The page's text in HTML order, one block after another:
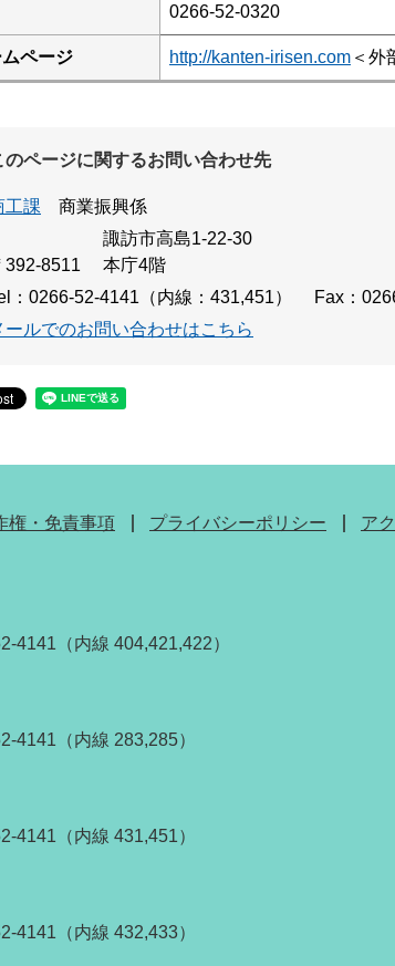
0266-52-0320
ページ http://kanten-irisen.com ＜外
のページに関するお問い合わせ先
工課 商業振興係
392-8511
諏訪市高島1-22-30
本庁4階
：0266-52-4141（内線：431,451）
Fax：
ールでのお問い合わせはこちら
権・免責事項 プライバシーポリシー ア
4141（内線 404,421,422）
4141（内線 283,285）
4141（内線 431,451）
4141（内線 432,433）